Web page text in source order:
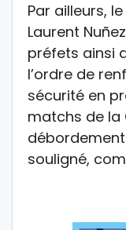
Par ailleurs,
Laurent
préfets ainsi
l’ordre de
sécurité en
matchs de la
souligné,